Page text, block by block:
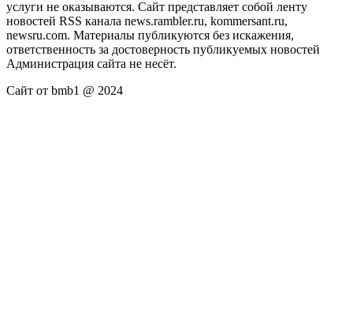
услуги не оказываются. Сайт представляет собой ленту
новостей RSS канала news.rambler.ru, kommersant.ru,
newsru.com. Материалы публикуются без искажения,
ответственность за достоверность публикуемых новостей
Администрация сайта не несёт.
Сайт от bmb1 @ 2024